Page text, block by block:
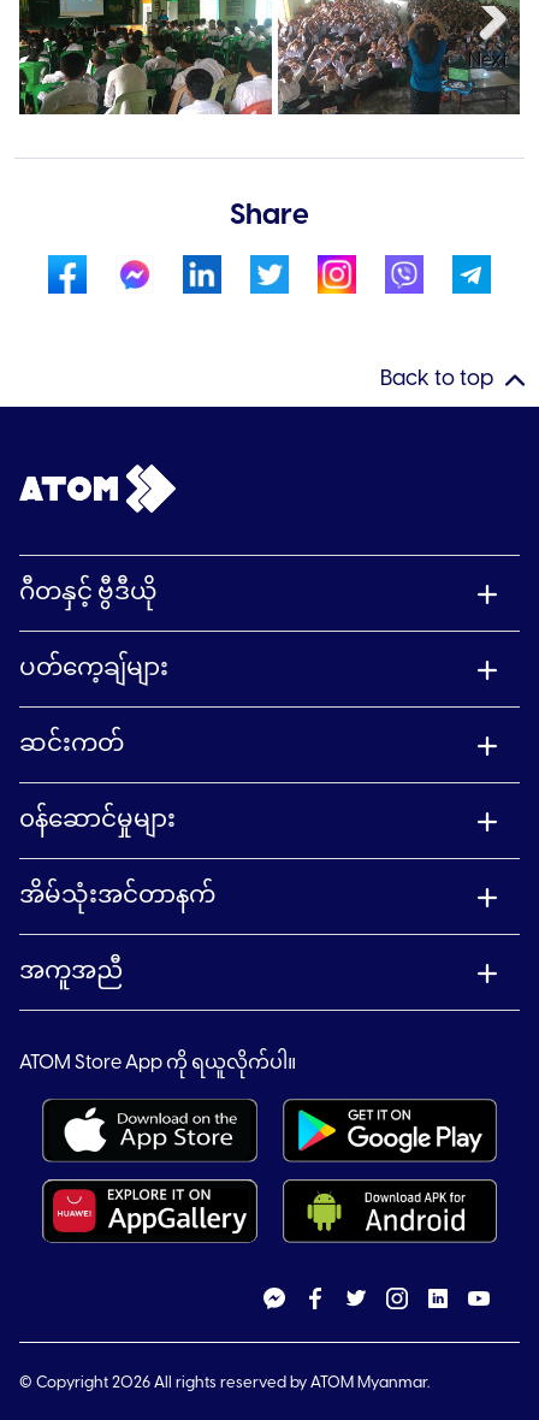
Next
Share
Back to top
ဂီတနှင့် ဗွီဒီယို
ပတ်ကေ့ချ်များ
ဆင်းကတ်
၀န်ဆောင်မှုများ
အိမ်သုံးအင်တာနက်
အကူအညီ
ATOM Store App ကို ရယူလိုက်ပါ။
© Copyright 2026 All rights reserved by ATOM Myanmar.